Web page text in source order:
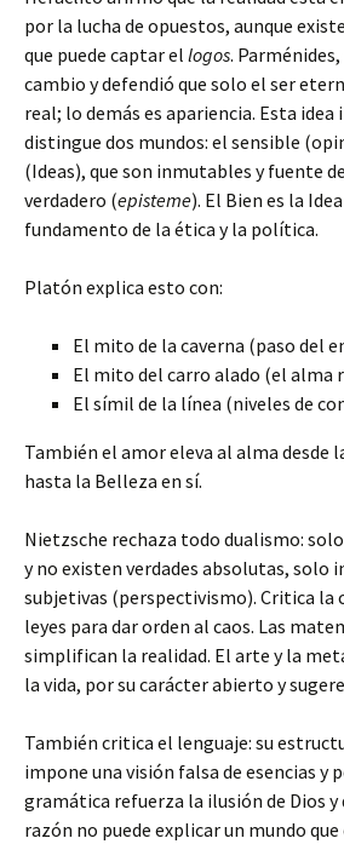
por la lucha de opuestos, aunque
que puede captar el logos.
cambio y defendió que solo el ser
real; lo demás es apariencia. Esta
distingue dos mundos: el sensible
(Ideas), que son inmutables y fuente
verdadero (episteme). El Bien es la
fundamento de la ética y la política.
Platón explica esto con:
El mito de la caverna (paso del
El mito del carro alado (el alma
El símil de la línea (niveles de
También el amor eleva al alma desde
hasta la Belleza en sí.
Nietzsche rechaza todo dualismo:
y no existen verdades absolutas, solo
subjetivas (perspectivismo). Critica la
leyes para dar orden al caos. Las
simplifican la realidad. El arte y la
la vida, por su carácter abierto y
También critica el lenguaje: su
impone una visión falsa de esencias y
gramática refuerza la ilusión de Dios y
razón no puede explicar un mundo